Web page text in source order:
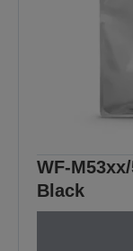
WF-
Black